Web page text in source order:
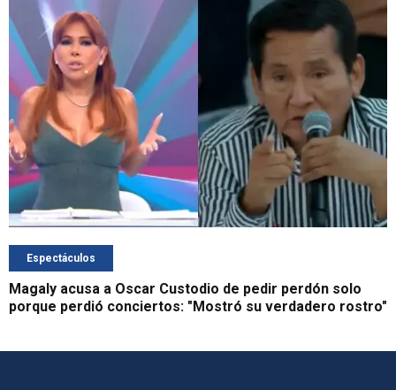
Espectáculos
Magaly acusa a Oscar Custodio de pedir perdón solo
porque perdió conciertos: "Mostró su verdadero rostro"